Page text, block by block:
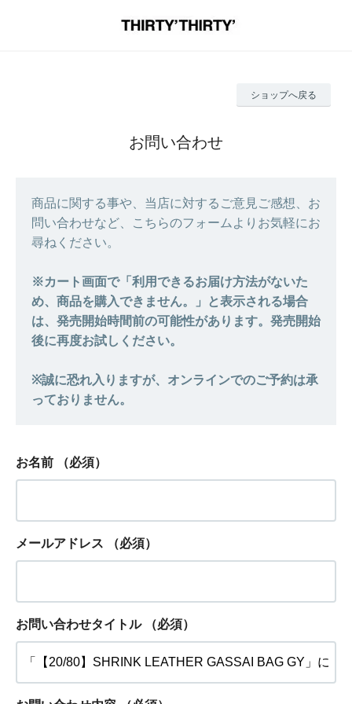
ショップへ戻る
お問い合わせ
商品に関する事や、当店に対するご意見ご感想、お
問い合わせなど、こちらのフォームよりお気軽にお
尋ねください。
お名前 （必須）
メールアドレス （必須）
お問い合わせタイトル （必須）